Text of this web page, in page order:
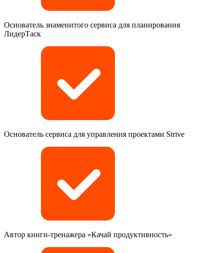
Основатель знаменитого сервиса для планирования
ЛидерТаск
Основатель сервиса для управления проектами Strive
Автор книги-тренажера «Качай продуктивность»